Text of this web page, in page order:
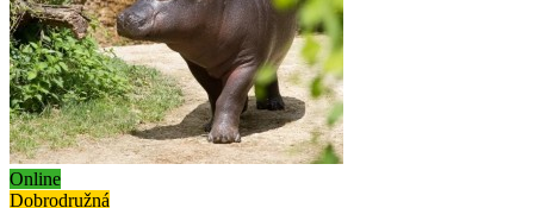
Online
Dobrodružná